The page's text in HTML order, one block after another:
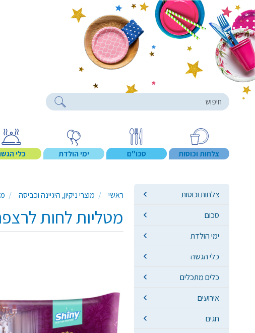
products
צלחות וכוסות סכו"ם ימי הולדת כלי
צלחות וכוסות
סכום
ימי הולדת
כלי הגשה
כלים מתכלים
אירועים
חגים
ראשי מוצרי ניקיון, היגיינה וכביסה
מטליות לחות לרצפה 10 יח' - בית